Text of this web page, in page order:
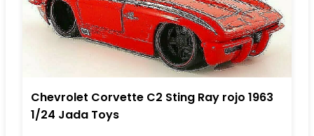
Chevrolet Corvette C2 Sting Ray rojo 1963
1/24 Jada Toys